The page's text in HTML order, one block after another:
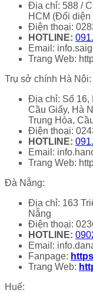
Địa chỉ: 588 /
HCM (Đối
Điện thoại:
HOTLINE:
Email:
Trang Web:
Trụ sở chính Hà Nội:
Địa chỉ: Số 16,
Cầu Giấy, Hà
Trung Hòa,
Điện thoại:
HOTLINE:
Email:
Trang Web:
Đà Nẵng:
Địa chỉ: 163
Nẵng
Điện thoại:
HOTLINE:
Email:
Fanpage:
Trang Web:
Huế: